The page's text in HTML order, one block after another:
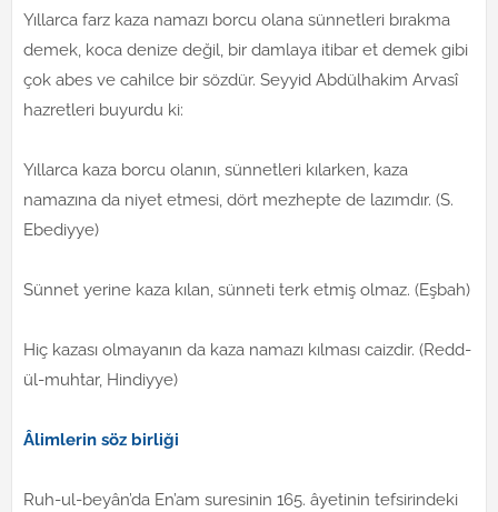
Yıllarca farz kaza namazı borcu olana sünnetleri bırakma
demek, koca denize değil, bir damlaya itibar et demek gibi
çok abes ve cahilce bir sözdür. Seyyid Abdülhakim Arvasî
hazretleri buyurdu ki:
Yıllarca kaza borcu olanın, sünnetleri kılarken, kaza
namazına da niyet etmesi, dört mezhepte de lazımdır. (S.
Ebediyye)
Sünnet yerine kaza kılan, sünneti terk etmiş olmaz. (Eşbah)
Hiç kazası olmayanın da kaza namazı kılması caizdir. (Redd-
ül-muhtar, Hindiyye)
Âlimlerin söz birliği
Ruh-ul-beyân’da En’am suresinin 165. âyetinin tefsirindeki